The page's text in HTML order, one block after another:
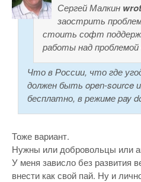
Сергей Малкин
заострить
стоить софт
работы над проблемой
Что в России, что где
должен быть open-source
бесплатно, в режиме pay
Тоже вариант.
Нужны или добровольцы или
У меня зависло без развития
внести как свой пай. Ну и